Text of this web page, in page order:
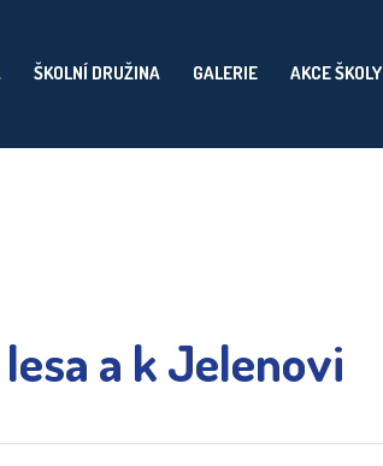
ŠKOLNÍ DRUŽINA GALERIE AKCE ŠKOLY
a k Jelenovi